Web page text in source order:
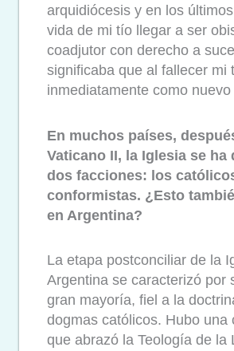
arquidiócesis y en los
vida de mi tío llegar a ser
coadjutor con derecho a
significaba que al fallecer mi
inmediatamente como
En muchos países,
Vaticano II, la Iglesia se ha
dos facciones: los
conformistas. ¿Esto
en Argentina?
La etapa postconciliar de la
Argentina se caracterizó por
gran mayoría, fiel a la
dogmas católicos. Hubo una
que abrazó la Teología de la